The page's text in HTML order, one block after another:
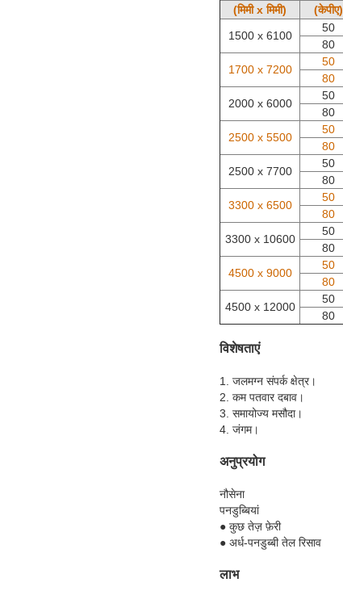
(मिमी x मिमी)
(केपीए)
1500 x 6100
50
80
1700 x 7200
50
80
2000 x 6000
50
80
2500 x 5500
50
80
2500 x 7700
50
80
3300 x 6500
50
80
3300 x 10600
50
80
4500 x 9000
50
80
4500 x 12000
50
80
विशेषताएं
1. जलमग्न संपर्क क्षेत्र।
2. कम पतवार दबाव।
3. समायोज्य मसौदा।
4. जंगम।
अनुप्रयोग
नौसेना
पनडुब्बियां
● कुछ तेज़ फ़ेरी
● अर्ध-पनडुब्बी तेल रिसाव
लाभ